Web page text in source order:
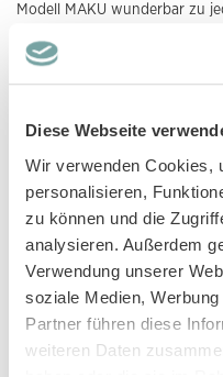
Diese Webseite
Wir verwenden Cookies,
personalisieren,
zu können und die
analysieren. Außerdem
Verwendung unserer
soziale Medien,
Partner führen diese
weiteren Daten
Modell MAKU wunderbar zu
idealen Sommerbegleiter.
über das Label erfährst du in
Wenn du Slub Terry genauso
olivgrün , das T-Shirt Modell
pfirsichoderolivgrün.
PS: Mit Modell JAKUB in
oder Modell PAK in in
blaugrau
Druck bekommst du bei uns